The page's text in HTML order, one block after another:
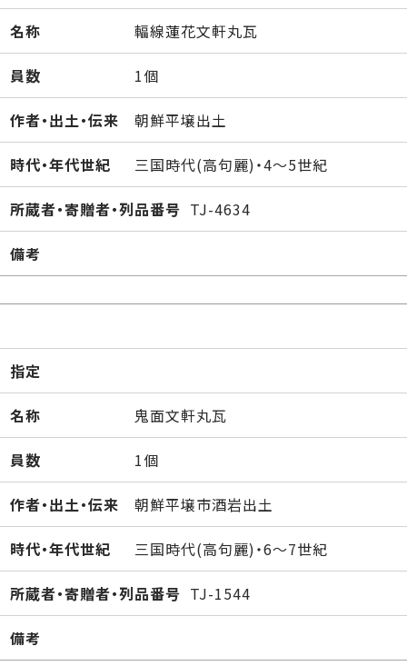
名称 輻線蓮花文軒丸瓦
員数 1個
作者・出土・伝来 朝鮮平壌出土
時代・年代世紀 三国時代(高句麗)・4～5世紀
所蔵者・寄贈者・列品番号 TJ-4634
備考
指定
名称 鬼面文軒丸瓦
員数 1個
作者・出土・伝来 朝鮮平壌市酒岩出土
時代・年代世紀 三国時代(高句麗)・6～7世紀
所蔵者・寄贈者・列品番号 TJ-1544
備考